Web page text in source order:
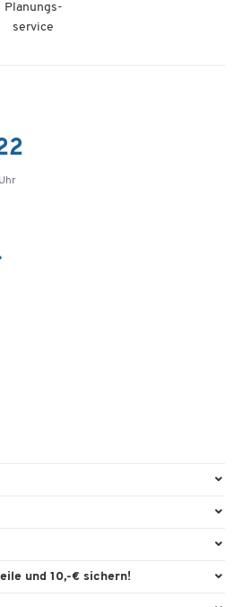
Planungs-
service
und 10,-€ sichern!